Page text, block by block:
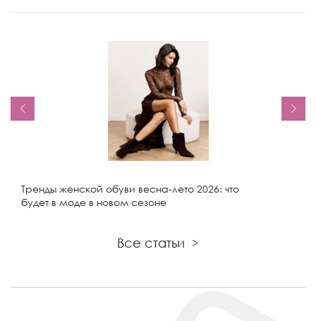
Тренды женской обуви весна-лето 2026: что
будет в моде в новом сезоне
Все статьи >